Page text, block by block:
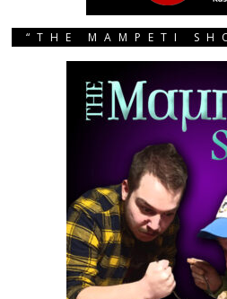
“THE MAMPETI